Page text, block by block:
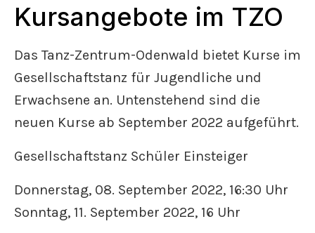
Kursangebote im TZO
Das Tanz-Zentrum-Odenwald bietet Kurse im
Gesellschaftstanz für Jugendliche und
Erwachsene an. Untenstehend sind die
neuen Kurse ab September 2022 aufgeführt.
Gesellschaftstanz Schüler Einsteiger
Donnerstag, 08. September 2022, 16:30 Uhr
Sonntag, 11. September 2022, 16 Uhr